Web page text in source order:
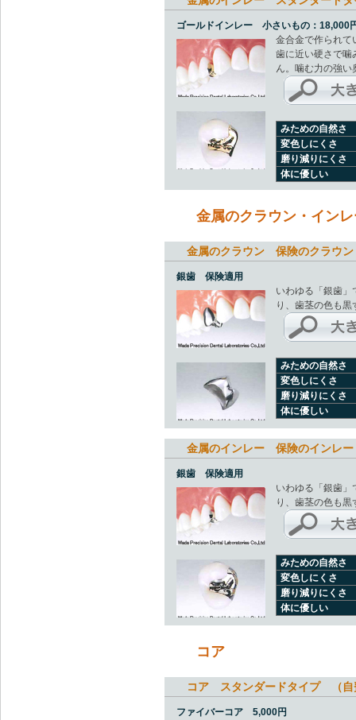
ゴールドインレー 小さいもの：18,000
金合金で作られて
歯に近い硬さで噛
ん。噛む力の強い
みための自然さ
変色しにくさ
磨り減りにくさ
体に優しい
金属のクラウン・イン
金属のクラウン 保険のクラウ
銀歯 保険適用
いわゆる「銀歯」
り、歯茎の色も
みための自然さ
変色しにくさ
磨り減りにくさ
体に優しい
金属のインレー 保険のインレ
銀歯 保険適用
いわゆる「銀歯」
り、歯茎の色も
みための自然さ
変色しにくさ
磨り減りにくさ
体に優しい
コア
コア スタンダードタイプ （自
ファイバーコア 5,000円